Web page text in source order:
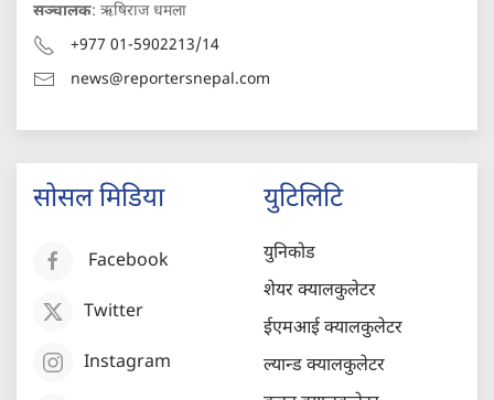
सञ्चालक: ऋषिराज धमला
+977 01-5902213/14
news@reportersnepal.com
सोसल मिडिया
Facebook
Twitter
Instagram
युटिलिटि
युनिकोड
शेयर क्यालकुलेटर
ईएमआई क्यालकुलेटर
ल्यान्ड क्यालकुलेटर